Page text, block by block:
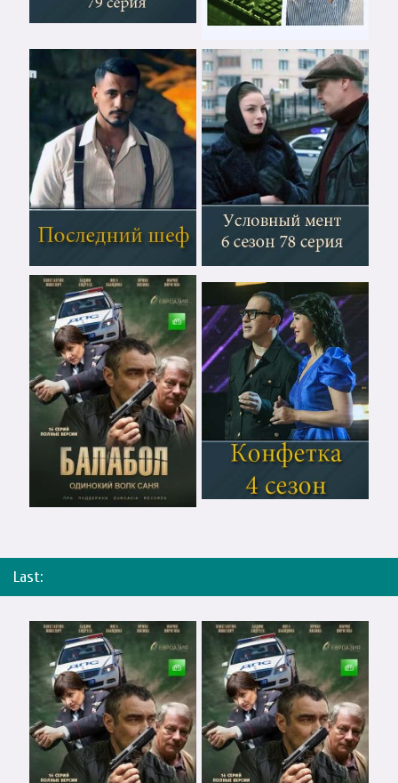
Last: